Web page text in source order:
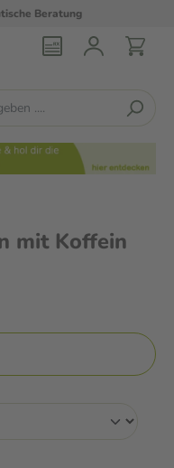
Beratung
mit Koffein